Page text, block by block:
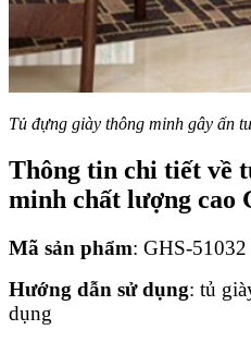
Tủ đựng giày thông minh gây ấn
Thông tin chi tiết về
minh chất lượng cao
Mã sản phẩm: GHS-51032
Hướng dẫn sử dụng: tủ
dụng